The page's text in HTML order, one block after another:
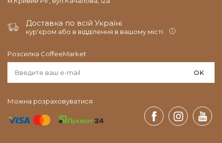
Доставка по всій Україні
кур'єром або в відділення в вашому місті.
Розсилка CoffeeMarket
OK
Можна розраховуватися